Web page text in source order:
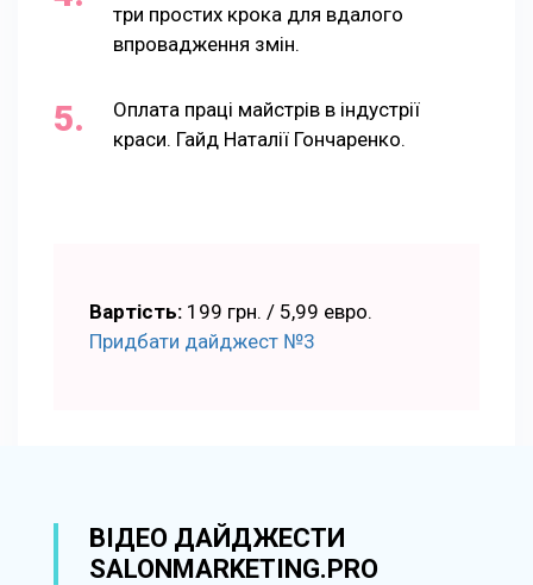
три простих крока для вдалого
впровадження змін.
Оплата праці майстрів в індустрії
краси. Гайд Наталії Гончаренко.
Вартість: 199 грн. / 5,99 евро.
Придбати дайджест №3
ВІДЕО ДАЙДЖЕСТИ
SALONMARKETING.PRO